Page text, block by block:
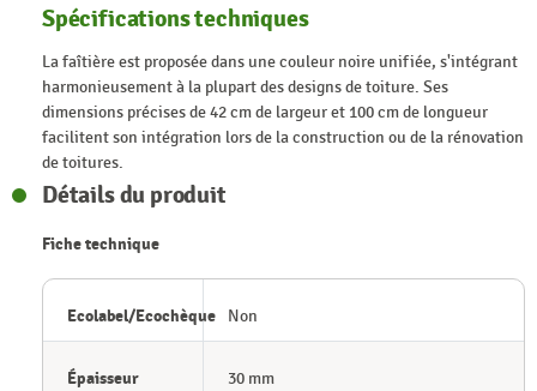
Spécifications techniques
La faîtière est proposée dans une couleur noire unifiée, s'intégrant
harmonieusement à la plupart des designs de toiture. Ses
dimensions précises de 42 cm de largeur et 100 cm de longueur
facilitent son intégration lors de la construction ou de la rénovation
de toitures.
Détails du produit
Fiche technique
Ecolabel/Ecochèque Non
Épaisseur
30 mm